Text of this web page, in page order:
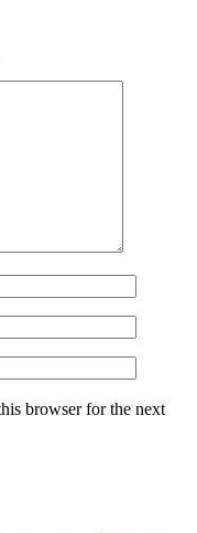
browser for the next